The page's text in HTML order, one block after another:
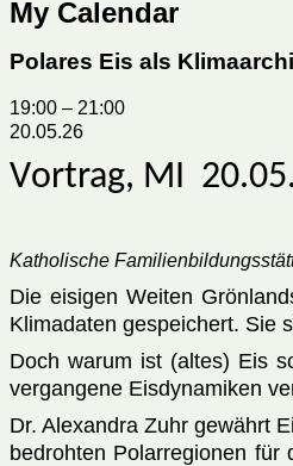
My Calendar
Polares Eis als
19:00 – 21:00
20.05.26
Vortrag, MI
Katholische
Die eisigen Weiten
Klimadaten gespeichert. Sie
Doch warum ist (altes) Eis
vergangene Eisdynamiken
Dr. Alexandra Zuhr gewährt
bedrohten Polarregionen